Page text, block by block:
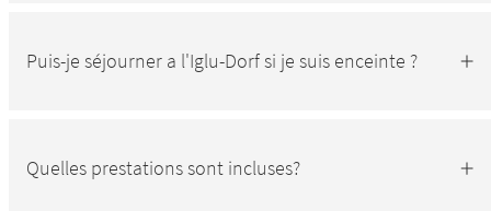
Puis-je séjourner a l'Iglu-Dorf si je suis enceinte ?
Quelles prestations sont incluses?